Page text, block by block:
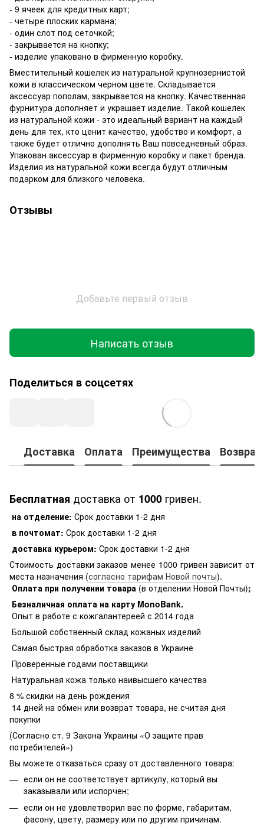
- 9 ячеек для кредитных карт;
- четыре плоских кармана;
- один слот под сеточкой;
- закрывается на кнопку;
- изделие упаковано в фирменную коробку.
Вместительный кошелек из натуральной крупнозернистой
кожи в классическом черном цвете. Складывается
аксессуар пополам, закрывается на кнопку. Качественная
фурнитура дополняет и украшает изделие. Такой кошелек
из натуральной кожи - это идеальный вариант на каждый
день для тех, кто ценит качество, удобство и комфорт, а
также будет отлично дополнять Ваш повседневный образ.
Упакован аксессуар в фирменную коробку и пакет бренда.
Изделия из натуральной кожи всегда будут отличным
подарком для близкого человека.
Отзывы
Добавьте первый отзыв
Написать отзыв
Поделиться в соцсетях
Доставка Оплата Преимущества Возврат
Бесплатная доставка от 1000 гривен.
на отделение: Срок доставки 1-2 дня
в почтомат: Срок доставки 1-2 дня
доставка курьером: Срок доставки 1-2 дня
Стоимость доставки заказов менее 1000 гривен зависит от
места назначения (согласно тарифам Новой почты).
Оплата при получении товара (в отделении Новой Почты);
Безналичная оплата на карту MonoBank.
Опыт в работе с кожгалантереей с 2014 года
Большой собственный склад кожаных изделий
Самая быстрая обработка заказов в Украине
Проверенные годами поставщики
Натуральная кожа только наивысшего качества
8 % скидки на день рождения
14 дней на обмен или возврат товара, не считая дня
покупки
(Согласно ст. 9 Закона Украины «О защите прав
потребителей»)
Вы можете отказаться сразу от доставленного товара:
если он не соответствует артикулу, который вы
заказывали или испорчен;
если он не удовлетворил вас по форме, габаритам,
фасону, цвету, размеру или по другим причинам.